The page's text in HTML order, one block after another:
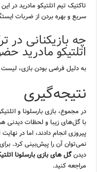
تاکتیک تیم اتلتیکو مادرید در
سریع و بهره بردن از ضربات
چه بازیکنانی در
اتلتیکو مادرید
به دلیل فرضی بودن بازی،
نتیجه‌گیری
در مجموع، بازی بارسلونا و
با گل‌های زیبا و لحظات دیدنی
پیروزی انجام دادند، اما در
نمی‌توان آن را پیش‌بینی کرد.
دیدنگل های بازی بارسلونا
مراجعه کنید.